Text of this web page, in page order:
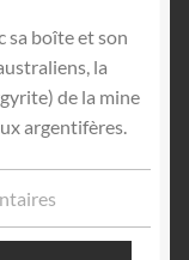
sa boîte et son
la
de la mine
argentifères.